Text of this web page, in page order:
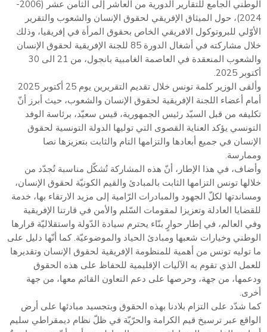
الوطني الجامع للتقارير الدورية من العاشر إلى الثامن عشر (2006-
2024)، حول الميثاق الإفريقي لحقوق الإنسان والشعوب والتقرير
الأوّلي للبروتوكول الافريقي الخاص بحقوق المرأة في إفريقيا، وذلك
خلال مشاركته في أشغال الدورة 85 للجنة الإفريقية لحقوق الإنسان
والشعوب المنعقدة في العاصمة الغامبية بانجول، من 21 الى 30
أكتوبر 2025.
وألقى الوزير كلمة تونس خلال تقديم التقريرين يوم 25 أكتوبر 2025
أمام أعضاء اللجنة الإفريقية لحقوق الإنسان والشعوب، حيث أبرز أنّ
تكليفه من قبل السيّد رئيس الجمهورية، قيس سعيّد، برئاسة الوفد
التونسي يؤكد العناية القصوى التي توليها الدولة التونسية لحقوق
الإنسان في جميع أبعادها والتزامها التام والثابت بتعزيزها نصا
وممارسة.
وأضاف، في هذا الإطار، أنّ هذه المشاركة تُشكّل مناسبة تُجدّد من
خلالها تونس التزامها الثابت بالمبادئ والقيم الكونيّة لحقوق الإنسان،
ومساندتها لكلّ الجهود والمبادرات الرّامية إلى مزيد الارتقاء بها، خدمة
للقضايا العادلة وتعزيزا لمقومات السّلم والأمن في قارتنا الإفريقية
وفي العالم، في إطار حوارٍ بنّاء يحترم سيادة الدّولة واستقلاليّة قرارها
الوطني وخيارات شعبها ومبادئ الحياد والموضوعيّة. كما أنّها دليل على
ما توليه تونس من أهمية للمنظومة الإفريقية لحقوق الإنسان وتقديرها
للعمل الذي تقوم به الآليات الإقليمية للحفاظ على هذه الحقوق
ودعمها، من جهة، وحرصها على دعم التعاون القائم معها، من جهة
أخرى.
كما شدّد على التزام بلادنا بهذه الحقوق وبتجسيد مبادئها على أرض
الواقع عبر ترسيخ قيم الكرامة والحرّيّة في ظلّ نظام ديمقراطي سليم